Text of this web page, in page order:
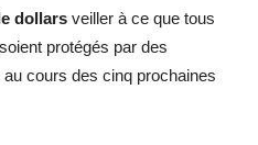
dollars veiller à ce que tous
protégés par des
cours des cinq prochaines